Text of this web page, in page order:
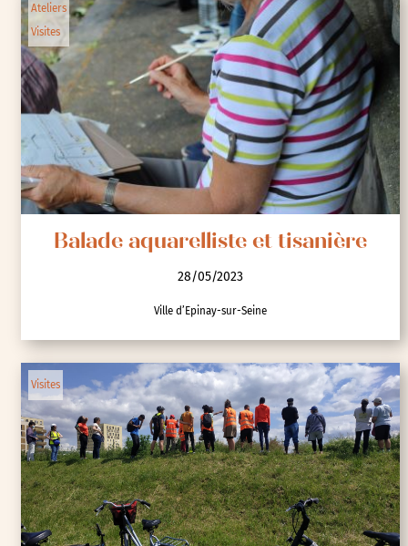
Ateliers
Visites
Balade aquarelliste et tisanière
28/05/2023
Ville d’Epinay-sur-Seine
Visites